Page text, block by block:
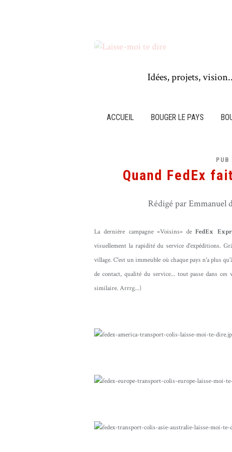
Idées, projets,
ACCUEIL BOUGER LE PAYS
PUB
Quand FedEx
Rédigé par Emmanuel
La dernière campagne «Voisins» deFedEx
visuellement la rapidité du service d'expéditions.
village. C'est un immeuble où chaque pays n'a plus
de contact, qualité du service... tout passe dans
similaire. Arrrg...)